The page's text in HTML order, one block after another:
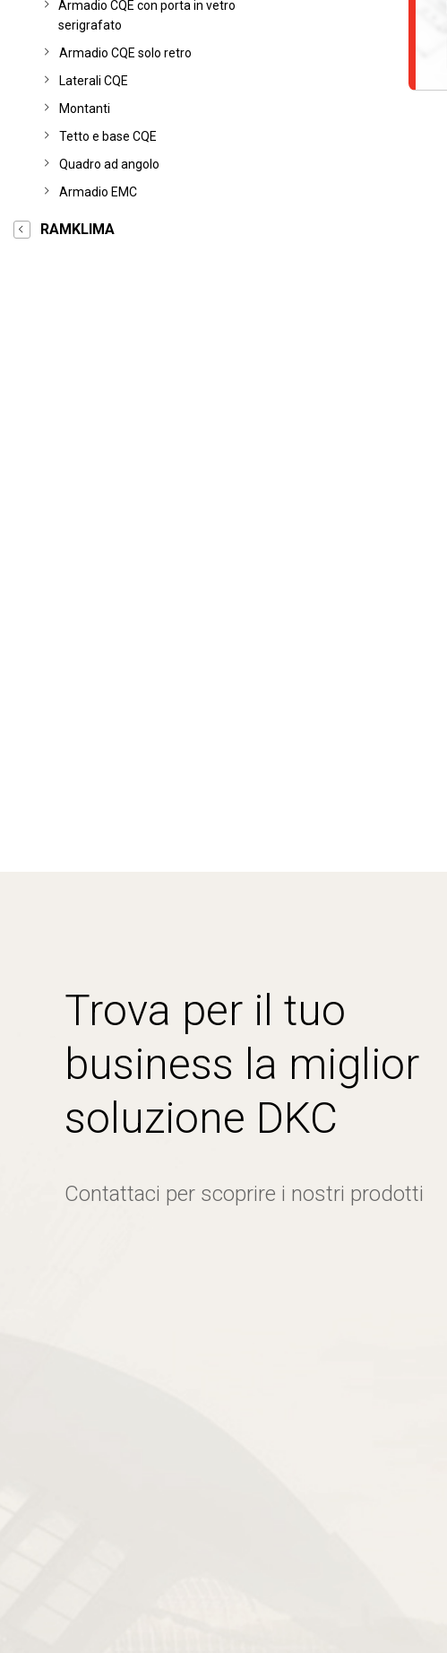
Armadio CQE con porta in vetro
serigrafato
Armadio CQE solo retro
Laterali CQE
Montanti
Tetto e base CQE
Quadro ad angolo
Armadio EMC
RAMKLIMA
Trova per il tuo
business la miglior
soluzione DKC
Contattaci per scoprire i nostri prodotti